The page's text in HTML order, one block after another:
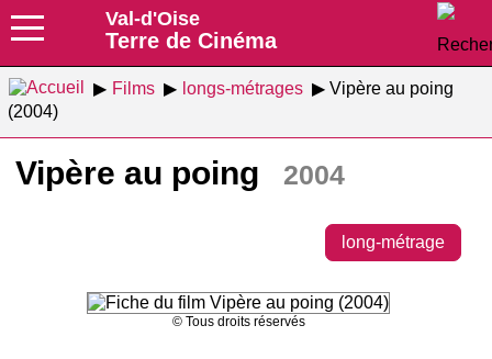
Val-d'Oise
Terre de Cinéma
Films longs-métrages
Vipère au poing
(2004)
Vipère au poing 2004
long-métrage
© Tous droits réservés